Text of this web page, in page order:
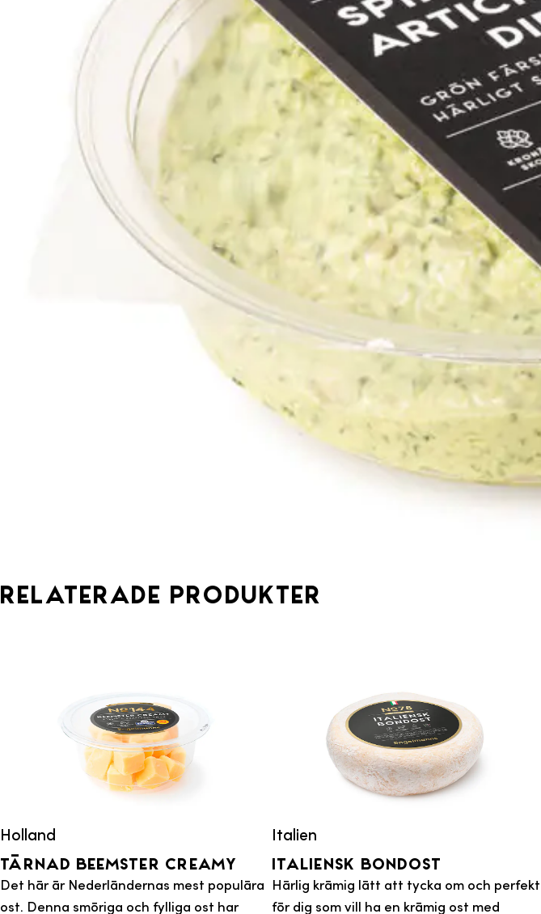
Relaterade produkter
Holland
Tärnad Beemster Creamy
Det här är Nederländernas mest populära
ost. Denna smöriga och fylliga ost har
Italien
Italiensk Bondost
Härlig krämig lätt att tycka om och perfekt
för dig som vill ha en krämig ost med